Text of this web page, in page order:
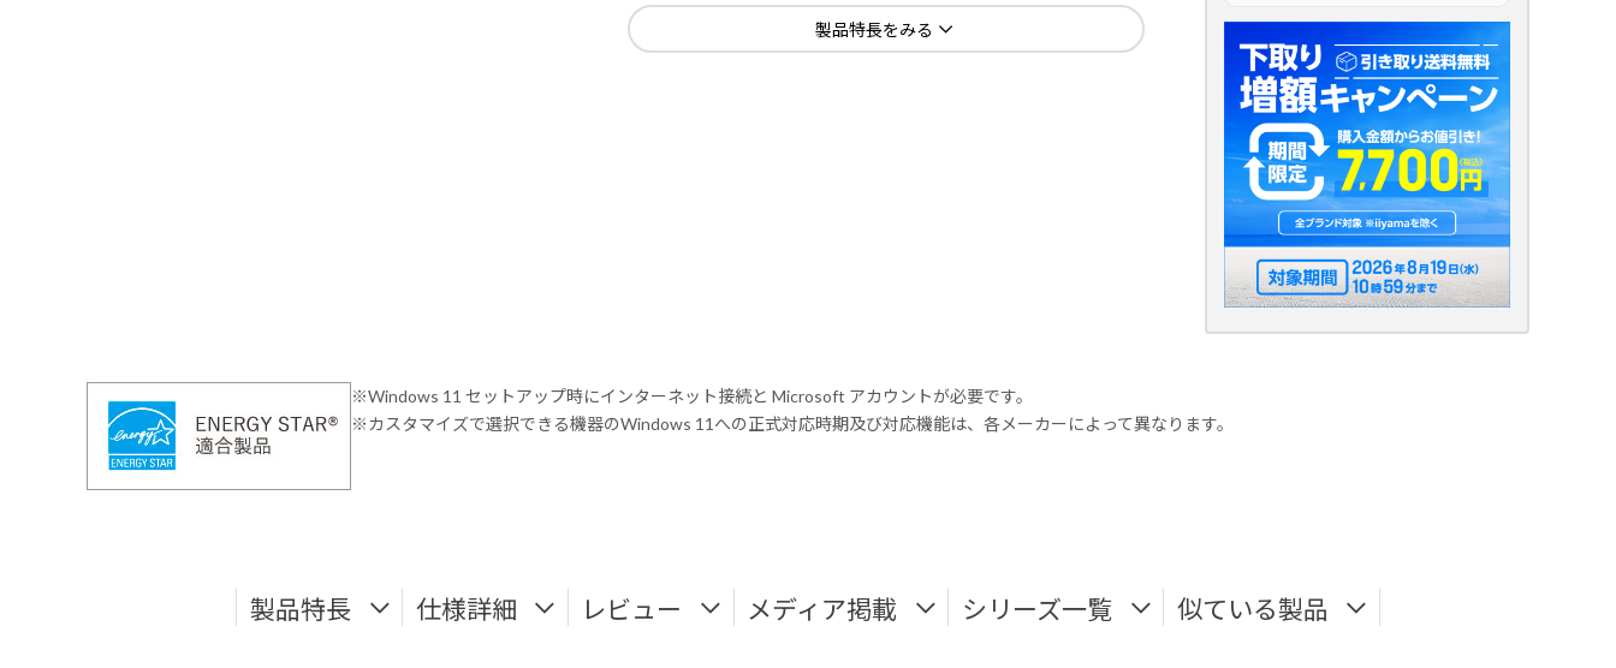
製品特長をみる
※Windows 11 セットアップ時にインターネット接続と Microsoft アカウントが必要です。
※カスタマイズで選択できる機器のWindows 11への正式対応時期及び対応機能は、各メーカーによって異なります。
製品特長 仕様詳細 レビュー メディア掲載 シリーズ一覧 似ている製品